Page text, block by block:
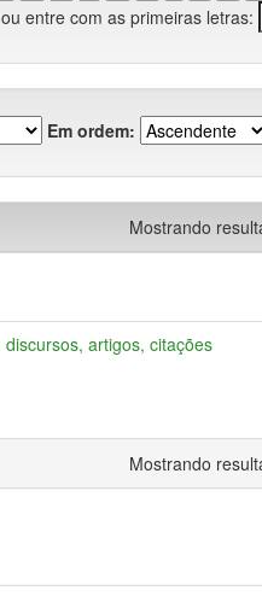
ou entre com as primeiras letras:
Em ordem:
Mostrando
artigos, citações
Mostrando